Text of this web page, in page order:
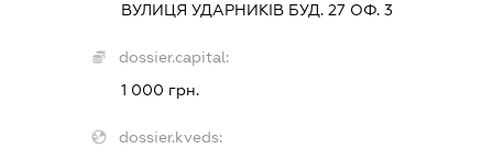
ВУЛИЦЯ УДАРНИКІВ БУД. 27 ОФ. 3
dossier.capital:
1 000 грн.
dossier.kveds: